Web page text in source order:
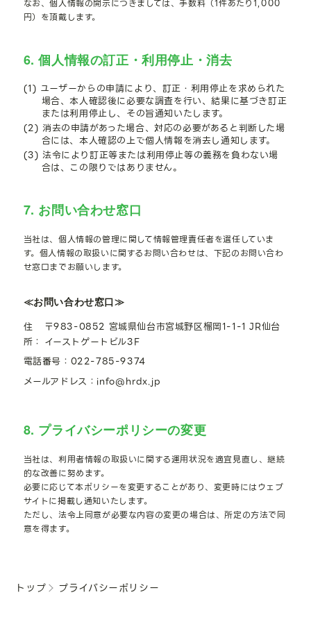
なお、個人情報の開示につきましては、手数料（1件あたり1,000
円）を頂戴します。
6. 個人情報の訂正・利用停止・消去
(1) ユーザーからの申請により、訂正・利用停止を求められた
場合、本人確認後に必要な調査を行い、結果に基づき訂正
または利用停止し、その旨通知いたします。
(2) 消去の申請があった場合、対応の必要があると判断した場
合には、本人確認の上で個人情報を消去し通知します。
(3) 法令により訂正等または利用停止等の義務を負わない場
合は、この限りではありません。
7. お問い合わせ窓口
当社は、個人情報の管理に関して情報管理責任者を選任していま
す。個人情報の取扱いに関するお問い合わせは、下記のお問い合わ
せ窓口までお願いします。
≪お問い合わせ窓口≫
住
所
〒983-0852 宮城県仙台市宮城野区榴岡1-1-1 JR仙台
イーストゲートビル3F
電話番号
022-785-9374
メールアドレス
info@hrdx.jp
8. プライバシーポリシーの変更
当社は、利用者情報の取扱いに関する運用状況を適宜見直し、継続
的な改善に努めます。
必要に応じて本ポリシーを変更することがあり、変更時にはウェブ
サイトに掲載し通知いたします。
ただし、法令上同意が必要な内容の変更の場合は、所定の方法で同
意を得ます。
トップ プライバシーポリシー